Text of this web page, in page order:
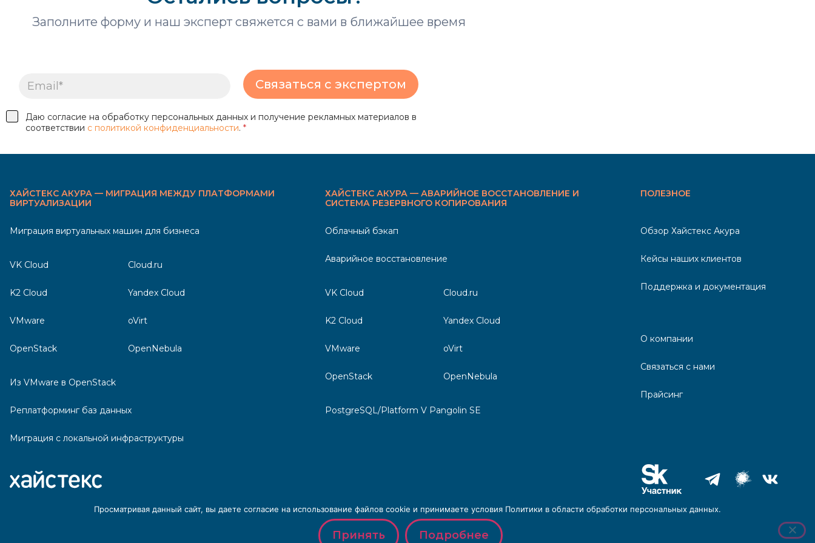
Заполните форму и наш эксперт свяжется с вами в ближайшее время
G
D
A
e
m
n
Даю согласие на обработку персональных данных и получение рекламных материалов в
соответствии с политикой конфиденциальности. *
Связаться с экспертом
ХАЙСТЕКС АКУРА — МИГРАЦИЯ МЕЖДУ ПЛАТФОРМАМИ
ВИРТУАЛИЗАЦИИ
Миграция виртуальных машин для бизнеса
VK Cloud
K2 Cloud
VMware
OpenStack
Cloud.ru
Yandex Cloud
oVirt
OpenNebula
Из VMware в OpenStack
Реплатформинг баз данных
Миграция с локальной инфраструктуры
ХАЙСТЕКС АКУРА — АВАРИЙНОЕ ВОССТАНОВЛЕНИЕ И
СИСТЕМА РЕЗЕРВНОГО КОПИРОВАНИЯ
Облачный бэкап
Аварийное восстановление
VK Cloud
K2 Cloud
VMware
OpenStack
Cloud.ru
Yandex Cloud
oVirt
OpenNebula
PostgreSQL/Platform V Pangolin SE
ПОЛЕЗНОЕ
Обзор Хайстекс Акура
Кейсы наших клиентов
Поддержка и документация
О компании
Связаться с нами
Прайсинг
Просматривая данный сайт, вы даете согласие на использование файлов cookie и принимаете условия Политики в области обработки персональных данных.
Принять Подробнее